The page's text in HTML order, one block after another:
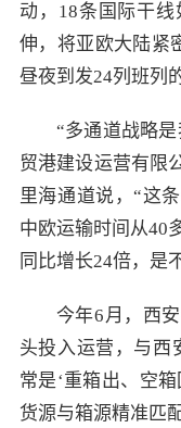
动，18条国际干
伸，将亚欧大陆紧
昼夜到发24列班列
“多通道战略
贸港建设运营有限
里海通道说，“这
中欧运输时间从40
同比增长24倍，是
今年6月，西
头投入运营，与西
常是‘重箱出、空
货源与箱源精准匹